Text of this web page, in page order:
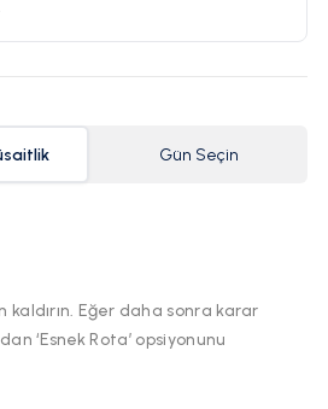
Gün Seçin
Eğer daha sonra karar
‘Esnek Rota’ opsiyonunu